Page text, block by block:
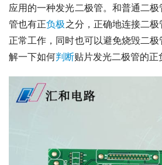
应用的一种发光二极管。和普通二
管也有正负极之分，正确地连接二
正常工作，同时也可以避免烧毁二
解一下如何判断贴片发光二极管的正